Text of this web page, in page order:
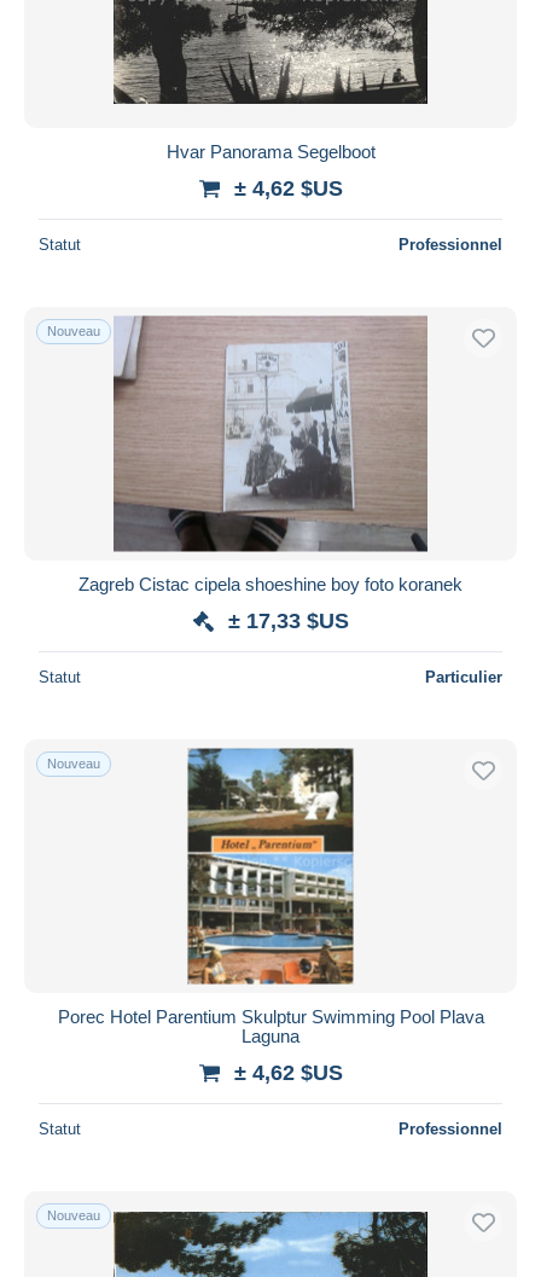
Appliquer
Hvar Panorama Segelboot
± 4,62 $US
Statut Professionnel
Nouveau
Zagreb Cistac cipela shoeshine boy foto koranek
± 17,33 $US
Statut Particulier
Nouveau
Porec Hotel Parentium Skulptur Swimming Pool Plava
Laguna
± 4,62 $US
Statut Professionnel
Nouveau